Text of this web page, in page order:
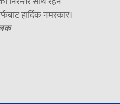
हार्दिक नमस्कार।